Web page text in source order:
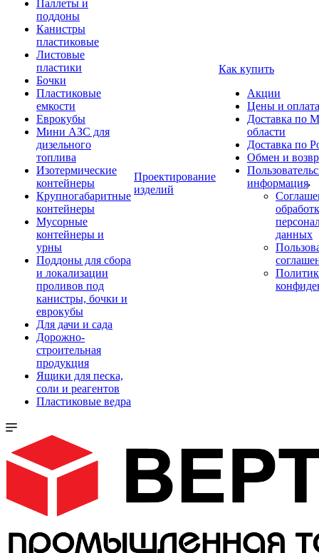
Паллеты и
поддоны
Канистры
пластиковые
Листовые
пластики
Бочки
Пластиковые
емкости
Еврокубы
Мини АЗС для
дизельного
топлива
Изотермические
контейнеры
Крупногабаритные
контейнеры
Мусорные
контейнеры и
урны
Поддоны для сбора
и локализации
проливов под
канистры, бочки и
еврокубы
Для дачи и сада
Дорожно-
строительная
продукция
Ящики для песка,
соли и реагентов
Пластиковые ведра
Проектирование
изделий
Как купить
Акции
Цены и оплата
Доставка по
области
Доставка по
Обмен и
информация
данных